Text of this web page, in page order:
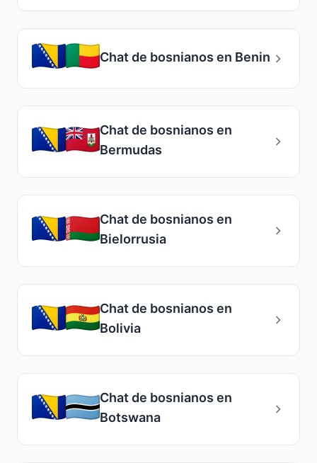
Chat de bosnianos en Benin
Chat de bosnianos en
Bermudas
Chat de bosnianos en
Bielorrusia
Chat de bosnianos en
Bolivia
Chat de bosnianos en
Botswana